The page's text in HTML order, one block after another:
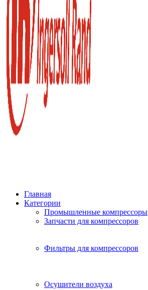
Главная
Категории
Промышленные компрессоры
Запчасти для компрессоров
Фильтры для компрессоров
Осушители воздуха